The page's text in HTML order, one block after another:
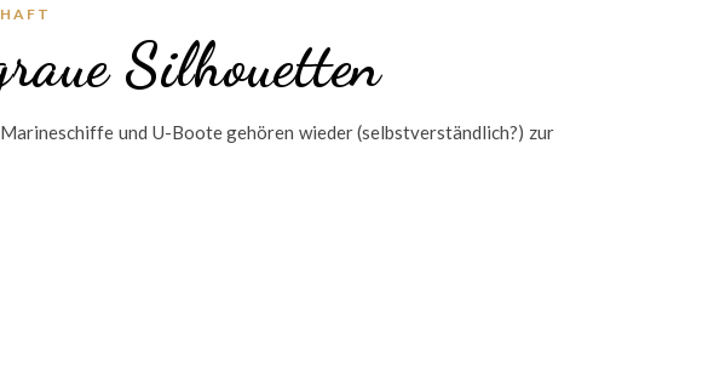
Silhouetten
und U-Boote gehören wieder (selbstverständlich?) zur